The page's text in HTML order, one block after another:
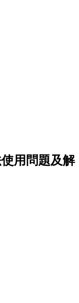
用問題及解